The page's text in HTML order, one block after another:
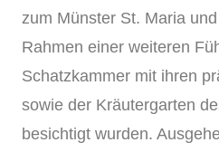
zum Münster St. Maria
Rahmen einer weiteren
Schatzkammer mit ihren
sowie der Kräutergarten
besichtigt wurden.